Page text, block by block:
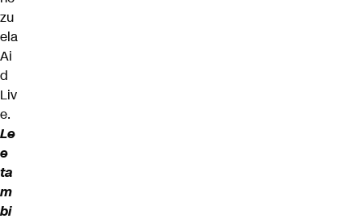
zu
ela
Ai
d
Liv
e.
Le
e
ta
m
bi